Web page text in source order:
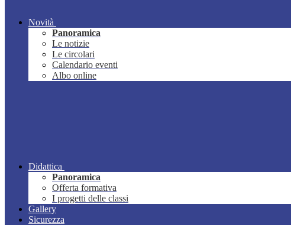
Novità
Panoramica
Le notizie
Le circolari
Calendario eventi
Albo online
Didattica
Panoramica
Offerta formativa
I progetti delle classi
Gallery
Sicurezza